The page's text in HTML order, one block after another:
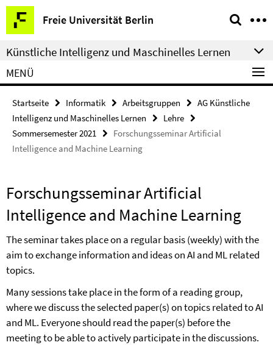
Springe
direkt
zu
Inhalt
Freie Universität Berlin
Service-
Navigation
Künstliche Intelligenz und Maschinelles Lernen
MENÜ
Startseite Informatik Arbeitsgruppen
AG Künstliche
Intelligenz und Maschinelles Lernen
Lehre
Sommersemester 2021
Forschungsseminar Artificial
Intelligence and Machine Learning
Forschungsseminar Artificial
Intelligence and Machine Learning
The seminar takes place on a regular basis (weekly) with the
aim to exchange information and ideas on AI and ML related
topics.
Many sessions take place in the form of a reading group,
where we discuss the selected paper(s) on topics related to AI
and ML. Everyone should read the paper(s) before the
meeting to be able to actively participate in the discussions.